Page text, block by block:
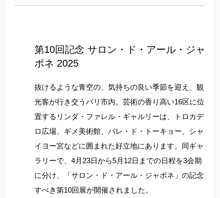
第10回記念 サロン・ド・アール・ジャ
ポネ 2025
抜けるような青空の、気持ちの良い季節を迎え、観
光客が行き交うパリ市内。芸術の香り高い16区に位
置するリンダ・ファレル・ギャルリーは、トロカデ
ロ広場、ギメ美術館、パレ・ド・トーキョー、シャ
イヨー宮などに囲まれた好立地にあります。同ギャ
ラリーで、4月23日から5月12日までの日程を3会期
に分け、「サロン・ド・アール・ジャポネ」の記念
すべき第10回展が開催されました。